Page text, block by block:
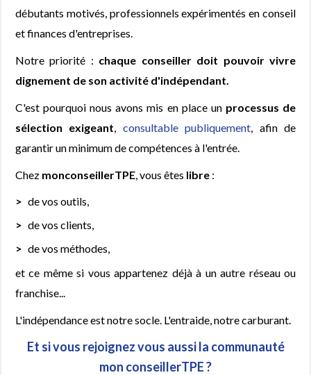
débutants motivés, professionnels expérimentés en conseil
et finances d'entreprises.
Notre priorité : chaque conseiller doit pouvoir vivre
dignement de son activité d'indépendant.
C'est pourquoi nous avons mis en place un processus de
sélection exigeant
consultable publiquement , afin de
garantir un minimum de compétences à l'entrée.
Chez monconseillerTPE , vous êtes libre :
de vos outils,
de vos clients,
de vos méthodes,
et ce même si vous appartenez déjà à un autre réseau ou
franchise...
L'indépendance est notre socle. L'entraide, notre carburant.
Et si vous rejoignez vous aussi la communauté
mon conseillerTPE ?